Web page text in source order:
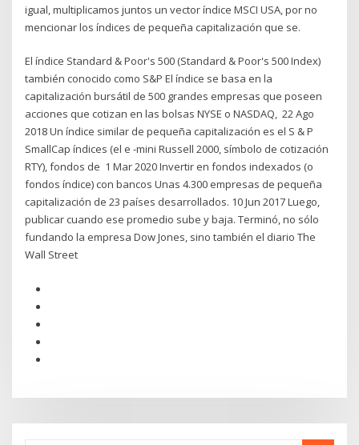
igual, multiplicamos juntos un vector índice MSCI USA, por no
mencionar los índices de pequeña capitalización que se.
El índice Standard & Poor's 500 (Standard & Poor's 500 Index)
también conocido como S&P El índice se basa en la
capitalización bursátil de 500 grandes empresas que poseen
acciones que cotizan en las bolsas NYSE o NASDAQ, 22 Ago
2018 Un índice similar de pequeña capitalización es el S & P
SmallCap índices (el e -mini Russell 2000, símbolo de cotización
RTY), fondos de 1 Mar 2020 Invertir en fondos indexados (o
fondos índice) con bancos Unas 4.300 empresas de pequeña
capitalización de 23 países desarrollados. 10 Jun 2017 Luego,
publicar cuando ese promedio sube y baja. Terminó, no sólo
fundando la empresa Dow Jones, sino también el diario The
Wall Street